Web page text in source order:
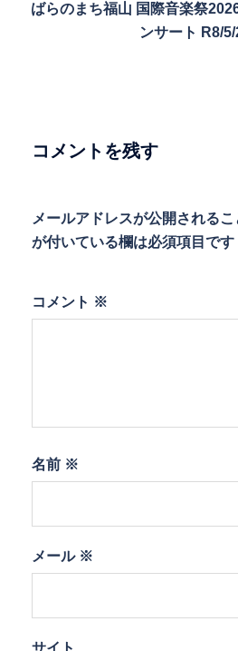
ゲ
ばらのまち福山 国際音楽祭
ンサート R8/
コメントを残す
メールアドレスが公開されるこ
が付いている欄は必須項目です
コメント ※
名前 ※
メール ※